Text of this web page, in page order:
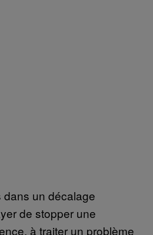
dans un décalage
de stopper une
à traiter un problème